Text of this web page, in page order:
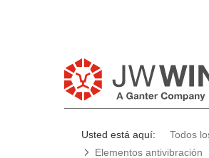
Usted está aquí: Todos
Elementos antivibración